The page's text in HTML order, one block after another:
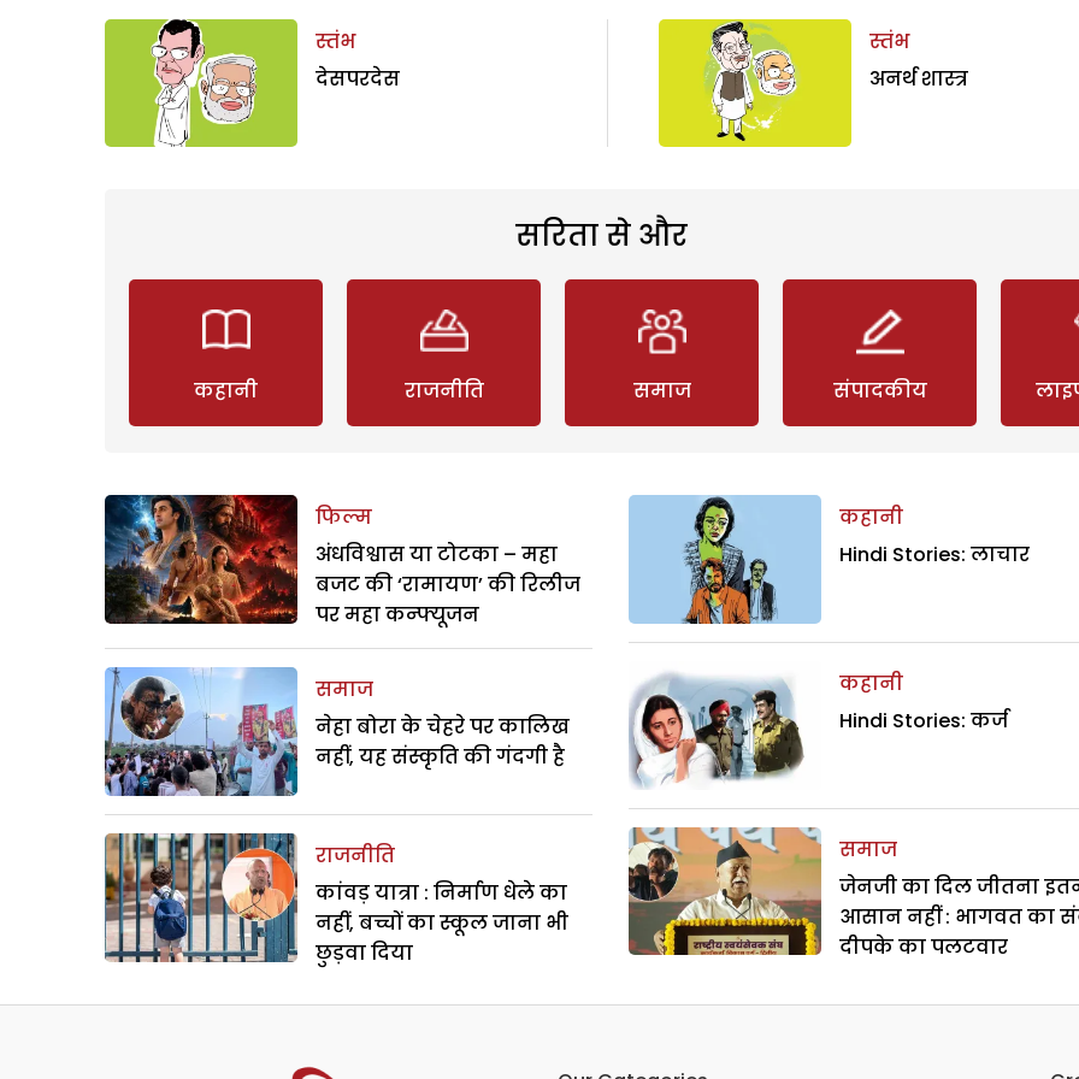
स्तंभ
देसपरदेस
स्तंभ
अनर्थ शास्त्र
सरिता से और
कहानी राजनीति समाज संपादकीय
फिल्म
अंधविश्वास या टोटका – महा
बजट की ‘रामायण’ की रिलीज
पर महा कन्फ्यूजन
समाज
नेहा बोरा के चेहरे पर कालिख
नहीं, यह संस्कृति की गंदगी है
राजनीति
कांवड़ यात्रा : निर्माण धेले का
नहीं, बच्चों का स्कूल जाना भी
छुड़वा दिया
कहानी
Hindi Stories: लाचार
कहानी
Hindi Stories: कर्ज
समाज
जेनजी का दिल जीतना
आसान नहीं : भागवत का
दीपके का पलटवार